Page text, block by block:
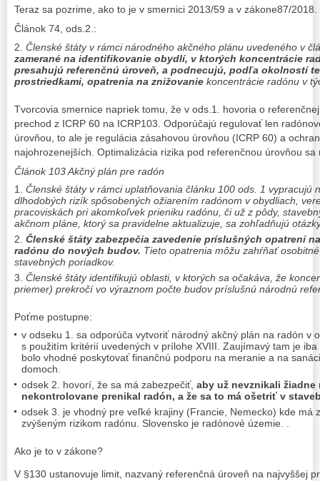
Teraz sa pozrime, ako to je v smernici 2013/59 a v zákone87/2018.
Článok 74, ods.2.:
Členské štáty v rámci národného akčného plánu uvedeného v
zamerané na identifikovanie obydlí, v ktorých koncentrácie
presahujú referenčnú úroveň, a podnecujú, podľa okolností
prostriedkami, opatrenia na znižovanie koncentrácie radónu v
Tvorcovia smernice napriek tomu, že v ods.1. hovoria o
prechod z ICRP 60 na ICRP103. Odporúčajú regulovať len
úrovňou, to ale je regulácia zásahovou úrovňou (ICRP 60) a
najohrozenejších. Optimalizácia rizika pod referenčnou úrovňou
Článok 103 Akčný plán pre radón
Členské štáty v rámci uplatňovania článku 100 ods. 1 vypracujú
dlhodobých rizík spôsobených ožiarením radónom v obydliach,
pracoviskách pri akomkoľvek prieniku radónu, či už z pôdy,
akčnom pláne, ktorý sa pravidelne aktualizuje, sa zohľadňujú
Členské štáty zabezpečia zavedenie príslušných opatrení
radónu do nových budov. Tieto opatrenia môžu zahŕňať
stavebných poriadkov.
Členské štáty identifikujú oblasti, v ktorých sa očakáva, že
priemer) prekročí vo výraznom počte budov príslušnú národnú
Poťme postupne:
v odseku 1. sa odporúča vytvoriť národný akčný plán na radón v
s použitím kritérií uvedených v prílohe XVIII. Zaujímavý tam je
bolo vhodné poskytovať finančnú podporu na meranie a na
domoch.
odsek 2. hovorí, že sa má zabezpečiť, aby už nevznikali
nekontrolovane prenikal radón, a že sa to má ošetriť v
odsek 3. je vhodný pre veľké krajiny (Francie, Nemecko) kde má
zvýšeným rizikom radónu. Slovensko je radónové územie. .
Ako je to v zákone?
V §130 ustanovuje limit, nazvaný referenčná úroveň na najvyššej